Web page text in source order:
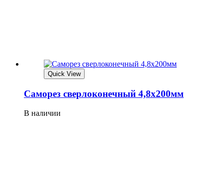
Quick View
Саморез сверлоконечный 4,8х200мм
В наличии